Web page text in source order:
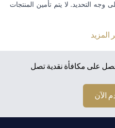
وجه التحديد. لا يتم تأمين المنتجات
على النتائج المستقبلية: الأسعار
مقومة بعملة أجنبية (غير محلية) على
التي قد تتسبب في خسارة رأس
العملة المحلية للمستثمرين. لا تتوفر
الأمريكيين. تخضع جميع طلبات
وأحكام الاستثمار الفردي ومنتجات
طلب المشورة القانونية و / أو
المزيد
على مكافأة نقدية تصل
الآن